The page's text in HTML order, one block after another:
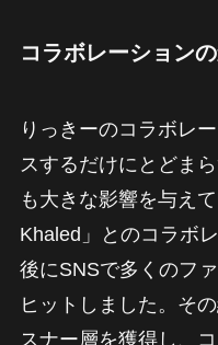
コラボレーション
りっきーのコラボレ
スするだけにとどま
も大きな影響を与え
Khaled」とのコラボ
後にSNSで多くのフ
ヒットしました。そ
スナー層を獲得し、